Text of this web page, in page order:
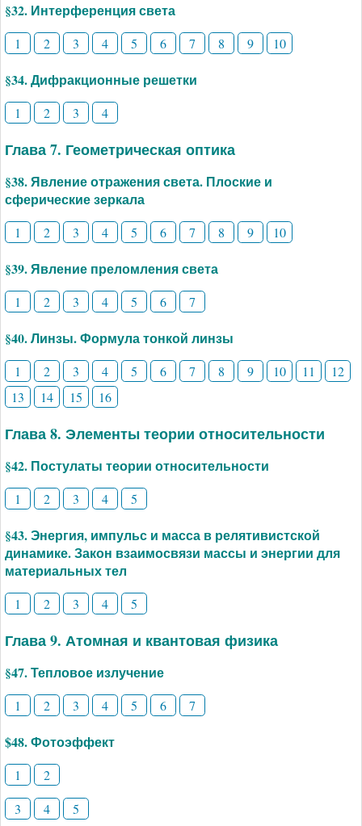
§32. Интерференция света
1 2 3 4 5 6 7 8 9 10
§34. Дифракционные решетки
1 2 3 4
Глава 7. Геометрическая оптика
§38. Явление отражения света. Плоские и
сферические зеркала
1 2 3 4 5 6 7 8 9 10
§39. Явление преломления света
1 2 3 4 5 6 7
§40. Линзы. Формула тонкой линзы
1 2 3 4 5 6 7 8 9 10 11
12
13
14 15 16
Глава 8. Элементы теории относительности
§42. Постулаты теории относительности
1 2 3 4 5
§43. Энергия, импульс и масса в релятивистской
динамике. Закон взаимосвязи массы и энергии для
материальных тел
1 2 3 4 5
Глава 9. Атомная и квантовая физика
§47. Тепловое излучение
1 2 3 4 5 6 7
$48. Фотоэффект
1
2
3
4 5